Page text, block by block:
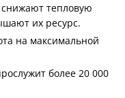
снижают тепловую
их ресурс.
на максимальной
более 20 000